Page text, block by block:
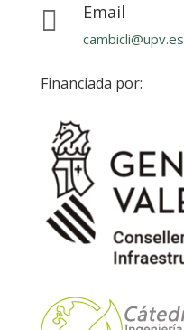
 Email
cambicli@upv.es
Financiada por: